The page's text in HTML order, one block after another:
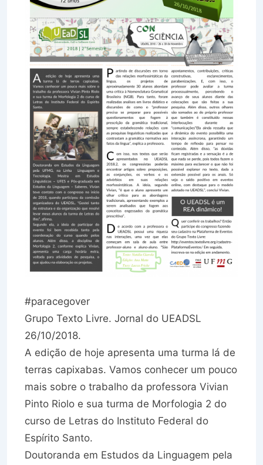
#paracegover
Grupo Texto Livre. Jornal do UEADSL
26/10/2018.
A edição de hoje apresenta uma turma lá de
terras capixabas. Vamos conhecer um pouco
mais sobre o trabalho da professora Vivian
Pinto Riolo e sua turma de Morfologia 2 do
curso de Letras do Instituto Federal do
Espírito Santo.
Doutoranda em Estudos da Linguagem pela